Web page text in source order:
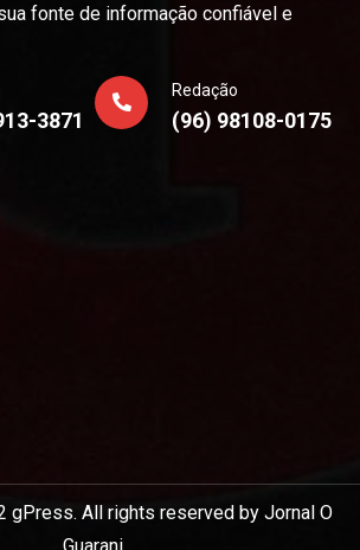
fonte de informação confiável e
3871
Redação
(96) 98108-0175
gPress. All rights reserved by Jornal O